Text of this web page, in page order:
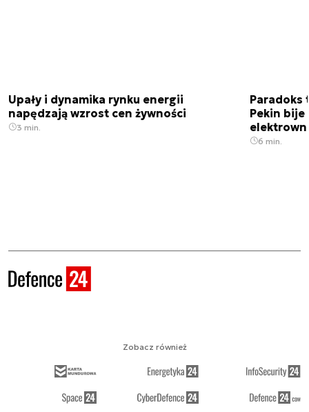
Upały i dynamika rynku energii
napędzają wzrost cen żywności
3 min.
Paradoks
Pekin bije
6 min.
Zobacz również